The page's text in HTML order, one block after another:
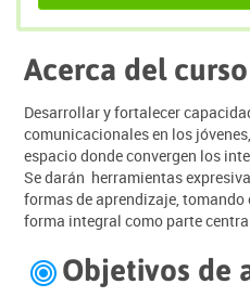
Acerca del curso
Desarrollar y fortalecer
comunicacionales en los
espacio donde convergen los
Se darán herramientas
formas de aprendizaje, tomando
forma integral como parte
 Objetivos de